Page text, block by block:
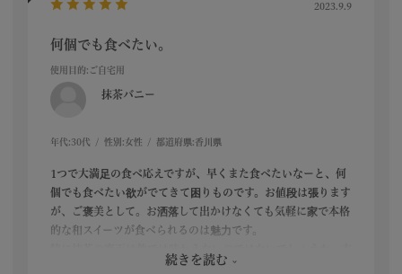
2023.9.9
何個でも食べたい。
使用目的 :ご自宅用
抹茶バニー
年代: 30代 性別: 女性 都道府県: 香川県
1つで大満足の食べ応えですが、早くまた食べたいなーと、何
個でも食べたい欲がでてきて困りものです。お値段は張ります
が、ご褒美として。お洒落して出かけなくても気軽に家で本格
的な和スイーツが食べられるのは魅力です。
当に美味しい！モチモチの白玉と餡の相性も良く、一切れの蜜
続きを読む